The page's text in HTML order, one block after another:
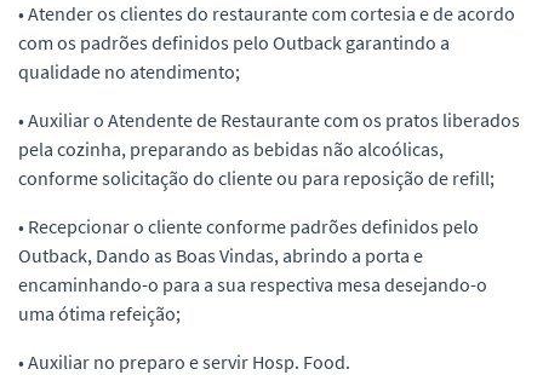
• Atender os clientes do restaurante com cortesia e de acordo
com os padrões definidos pelo Outback garantindo a
qualidade no atendimento;
• Auxiliar o Atendente de Restaurante com os pratos liberados
pela cozinha, preparando as bebidas não alcoólicas,
conforme solicitação do cliente ou para reposição de refill;
• Recepcionar o cliente conforme padrões definidos pelo
Outback, Dando as Boas Vindas, abrindo a porta e
encaminhando-o para a sua respectiva mesa desejando-o
uma ótima refeição;
• Auxiliar no preparo e servir Hosp. Food.